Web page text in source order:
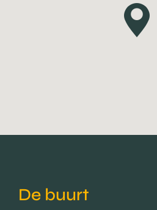
De buurt